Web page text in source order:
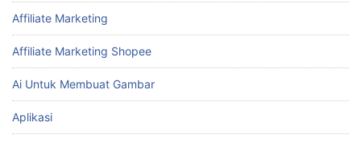
Affiliate Marketing
Affiliate Marketing Shopee
Ai Untuk Membuat Gambar
Aplikasi